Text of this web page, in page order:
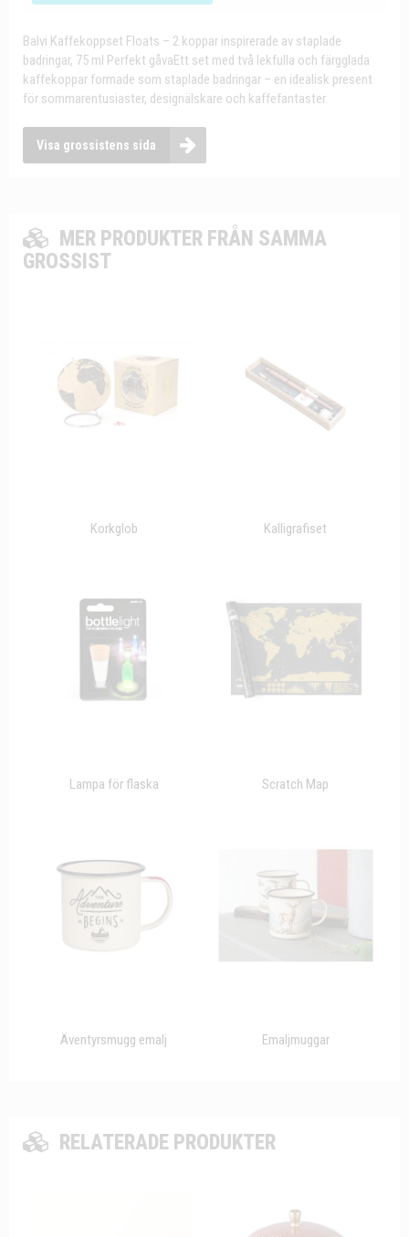
Balvi Kaffekoppset Floats – 2 koppar inspirerade av staplade
badringar, 75 ml Perfekt gåvaEtt set med två lekfulla och färgglada
kaffekoppar formade som staplade badringar – en idealisk present
för sommarentusiaster, designälskare och kaffefantaster.
Visa grossistens sida
MER PRODUKTER FRÅN SAMMA
GROSSIST
Korkglob Kalligrafiset
Lampa för flaska Scratch Map
Äventyrsmugg emalj Emaljmuggar
RELATERADE PRODUKTER